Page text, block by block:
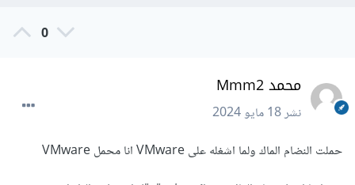
0
محمد Mmm2
نشر18 مايو 2024
حملت النضام الماك ولما اشغله على VMware انا محمل VMware